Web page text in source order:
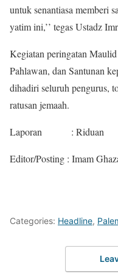
untuk senantiasa memberi
yatim ini,’’ tegas Ustadz
Kegiatan peringatan
Pahlawan, dan Santunan
dihadiri seluruh pengurus,
ratusan jemaah.
Laporan : Riduan
Editor/Posting : Imam
Categories: Headline,